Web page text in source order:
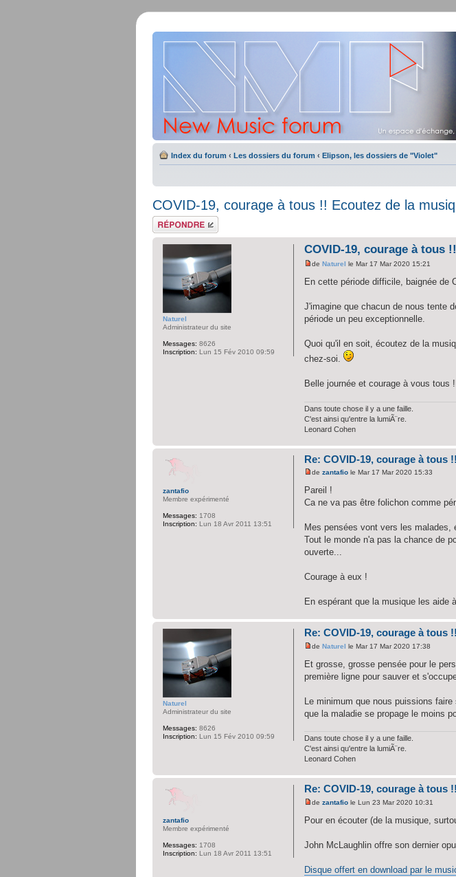
Index du forum ‹ Les dossiers du forum ‹ Elipson, les dossiers de "Violet"
COVID-19, courage à tous !! Ecoutez de la
Répondre
COVID-19, courage à tous
deNaturel le Mar 17 Mar 2020 15:21
En cette période difficile, baignée de
J'imagine que chacun de nous tente
période un peu exceptionnelle.
Quoi qu'il en soit, écoutez de la
chez-soi.
Belle journée et courage à vous tous
Dans toute chose il y a une faille.
C'est ainsi qu'entre la lumiÃ¨re.
Leonard Cohen
Naturel
Administrateur du site
Messages: 8626
Inscription: Lun 15 Fév 2010 09:59
Re: COVID-19, courage à tous
dezantafio le Mar 17 Mar 2020 15:33
Pareil !
Ca ne va pas être folichon comme
Mes pensées vont vers les
Tout le monde n'a pas la chance de
ouverte...
Courage à eux !
En espérant que la musique les aide
zantafio
Membre expérimenté
Messages: 1708
Inscription: Lun 18 Avr 2011 13:51
Re: COVID-19, courage à tous
deNaturel le Mar 17 Mar 2020 17:38
Et grosse, grosse pensée pour le
première ligne pour sauver et
Le minimum que nous puissions
que la maladie se propage le moins
Dans toute chose il y a une faille.
C'est ainsi qu'entre la lumiÃ¨re.
Leonard Cohen
Naturel
Administrateur du site
Messages: 8626
Inscription: Lun 15 Fév 2010 09:59
Re: COVID-19, courage à tous
dezantafio le Lun 23 Mar 2020 10:31
Pour en écouter (de la musique,
John McLaughlin offre son dernier
Disque offert en download par le
zantafio
Membre expérimenté
Messages: 1708
Inscription: Lun 18 Avr 2011 13:51